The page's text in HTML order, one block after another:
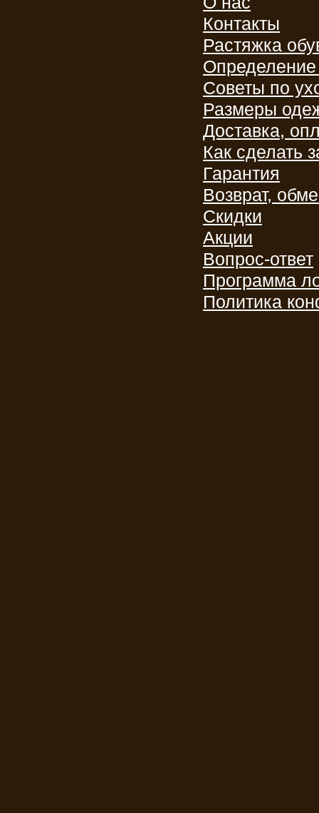
Контакты
Растяжка
Советы по
Размеры
Доставка,
Как сделать
Гарантия
Возврат,
Скидки
Акции
Вопрос-ответ
Программа
Политика